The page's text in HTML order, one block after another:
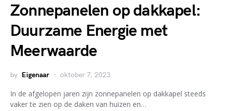
Zonnepanelen op dakkapel:
Duurzame Energie met
Meerwaarde
by Eigenaar oktober 7, 2023
In de afgelopen jaren zijn zonnepanelen op dakkapel steeds
vaker te zien op de daken van huizen en…